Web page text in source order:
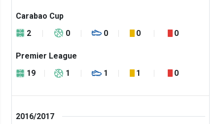
Carabao Cup
2
0 0 0 0
Premier League
19
1 1 1 0
2016/2017